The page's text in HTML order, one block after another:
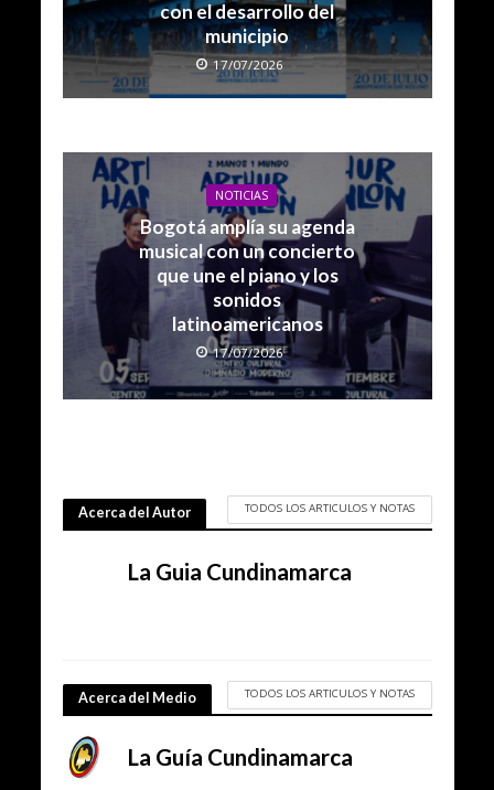
con el desarrollo del
municipio
17/07/2026
NOTICIAS
Bogotá amplía su agenda
musical con un concierto
que une el piano y los
sonidos
latinoamericanos
17/07/2026
Acerca del Autor TODOS LOS ARTICULOS Y NOTAS
La Guia Cundinamarca
Acerca del Medio TODOS LOS ARTICULOS Y NOTAS
La Guía Cundinamarca